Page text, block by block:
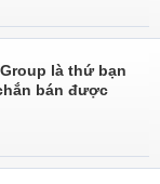
là thứ bạn
bán được